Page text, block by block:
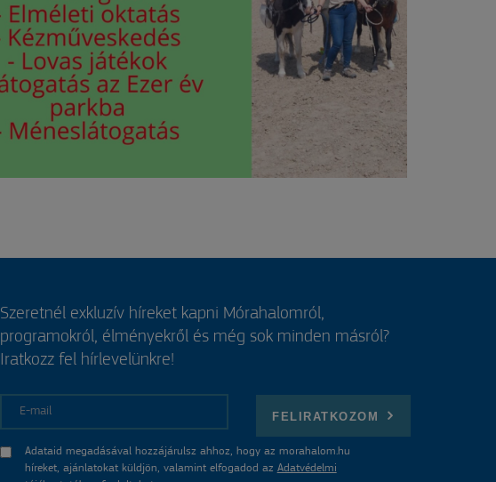
Szeretnél exkluzív híreket kapni Mórahalomról,
programokról, élményekről és még sok minden másról?
Iratkozz fel hírlevelünkre!
FELIRATKOZOM
Adataid megadásával hozzájárulsz ahhoz, hogy az morahalom.hu
híreket, ajánlatokat küldjön, valamint elfogadod az Adatvédelmi